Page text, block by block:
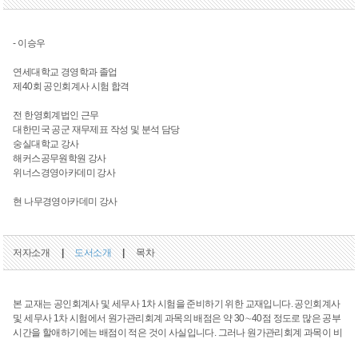
- 이승우
연세대학교 경영학과 졸업
제40회 공인회계사 시험 합격
전 한영회계법인 근무
대한민국 공군 재무제표 작성 및 분석 담당
숭실대학교 강사
해커스공무원학원 강사
위너스경영아카데미 강사
현 나무경영아카데미 강사
저자소개 | 도서소개 | 목차
본 교재는 공인회계사 및 세무사 1차 시험을 준비하기 위한 교재입니다. 공인회계사
및 세무사 1차 시험에서 원가관리회계 과목의 배점은 약 30∼40점 정도로 많은 공부
시간을 할애하기에는 배점이 적은 것이 사실입니다. 그러나 원가관리회계 과목이 비